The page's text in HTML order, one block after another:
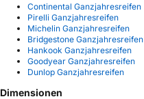
Continental Ganzjahresreifen
Pirelli Ganzjahresreifen
Michelin Ganzjahresreifen
Bridgestone Ganzjahresreifen
Hankook Ganzjahresreifen
Goodyear Ganzjahresreifen
Dunlop Ganzjahresreifen
Dimensionen